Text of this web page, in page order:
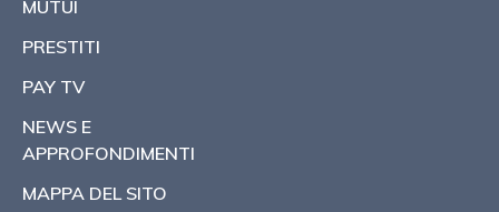
MUTUI
PRESTITI
PAY TV
NEWS E
APPROFONDIMENTI
MAPPA DEL SITO